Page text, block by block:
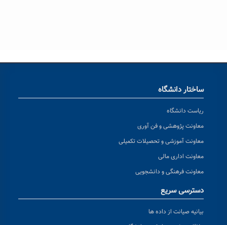
ساختار دانشگاه
ریاست دانشگاه
معاونت پژوهشی و فن آوری
معاونت آموزشی و تحصیلات تکمیلی
معاونت اداری مالی
معاونت فرهنگی و دانشجویی
دسترسی سریع
بیانیه صیانت از داده ها